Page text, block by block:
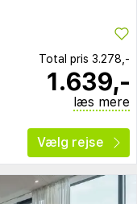
Total pris 3.278,-
1.639,-
læs mere
Vælg rejse